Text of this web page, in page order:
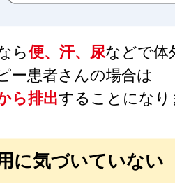
ら便、汗、尿などで体
ー患者さんの場合は
ら排出することになり
に気づいていない